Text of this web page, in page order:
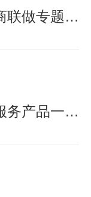
专题讲座
品一览表